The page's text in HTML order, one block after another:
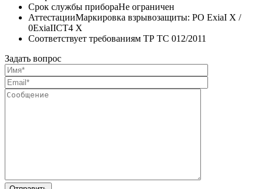
Срок службы прибораНе ограничен
АттестацииМаркировка взрывозащиты: PO ExiaI X /
0ExiaIICT4 X
Соответствует требованиям ТР ТС 012/2011
Задать вопрос